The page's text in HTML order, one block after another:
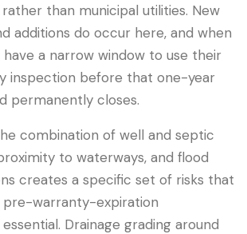
Agendar Inspeção
than municipal utilities. New
additions do occur here, and when
a narrow window to use their
inspection before that one-year
permanently closes.
combination of well and septic
to waterways, and flood
creates a specific set of risks that
pre-warranty-expiration
Drainage grading around